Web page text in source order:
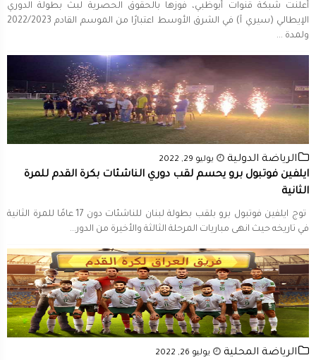
أعلنت شبكة قنوات أبوظبي، فوزها بالحقوق الحصرية لبث بطولة الدوري
الإيطالي (سيري آ) في الشرق الأوسط اعتبارًا من الموسم القادم 2022/2023
ولمدة ...
الرياضة الدولية يوليو 29, 2022
ايلفين فوتبول برو يحسم لقب دوري الناشئات بكرة القدم للمرة
الثانية
توج ​ايلفين فوتبول برو​ بلقب ​بطولة لبنان للناشئات​ دون 17 عامًا للمرة الثانية
في تاريخه حيث انهى مباريات المرحلة الثالثة والأخيرة من الدور...
الرياضة المحلية يوليو 26, 2022